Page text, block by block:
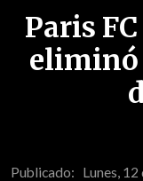
Paris
eliminó
Publicado: Lunes, 12